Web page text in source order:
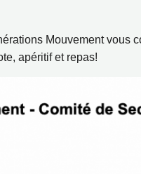
Mouvement vous
apéritif et repas!